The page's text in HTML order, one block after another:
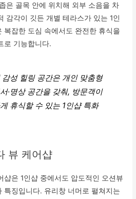
은 골목 안에 위치해 외부 소음을 차
감각이 깃든 개별 테라스가 있는 1인
복잡한 도심 속에서도 완전한 휴식을
로 기능합니다.
감성 힐링 공간은 개인 맞춤형
·명상 공간을 갖춰, 방문객이
휴식할 수 있는 1인샵 특화
뷰 케어샵
샵은 1인샵 중에서도 압도적인 오션뷰
특징입니다. 유리창 너머로 펼쳐지는